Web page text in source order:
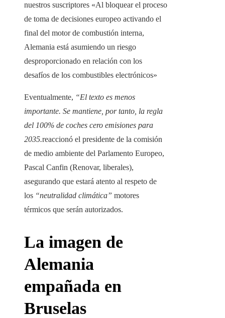
nuestros suscriptores «Al bloquear el proceso
de toma de decisiones europeo activando el
final del motor de combustión interna,
Alemania está asumiendo un riesgo
desproporcionado en relación con los
desafíos de los combustibles electrónicos»
Eventualmente, “El texto es menos
importante. Se mantiene, por tanto, la regla
del 100% de coches cero emisiones para
2035.reaccionó el presidente de la comisión
de medio ambiente del Parlamento Europeo,
Pascal Canfin (Renovar, liberales),
asegurando que estará atento al respeto de
los “neutralidad climática” motores
térmicos que serán autorizados.
La imagen de
Alemania
empañada en
Bruselas